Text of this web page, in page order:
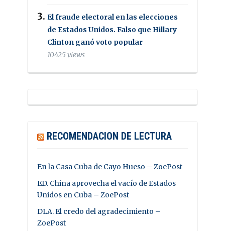
El fraude electoral en las elecciones
de Estados Unidos. Falso que Hillary
Clinton ganó voto popular
10425 views
RECOMENDACION DE LECTURA
En la Casa Cuba de Cayo Hueso – ZoePost
ED. China aprovecha el vacío de Estados
Unidos en Cuba – ZoePost
DLA. El credo del agradecimiento –
ZoePost